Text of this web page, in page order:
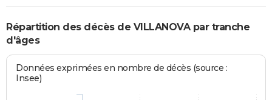
Répartition des décès de VILLANOVA par tranche
d'âges
Données exprimées en nombre de décès (source :
Insee)